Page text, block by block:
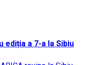
ediția a 7-a la Sibiu